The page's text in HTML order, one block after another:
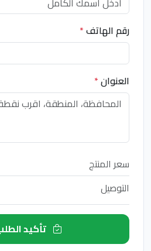
رقم الهاتف*
العنوان*
سعر المنتج
التوصيل